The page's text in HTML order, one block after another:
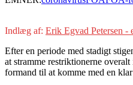
Indlæg af: Erik Egvad Petersen -
Efter en periode med stadigt
at stramme restriktionerne
formand til at komme med en